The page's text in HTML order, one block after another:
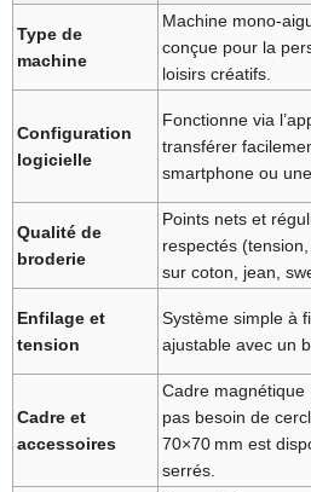
Type de
machine
Machine mono-
conçue pour la
loisirs créatifs.
Configuration
logicielle
Fonctionne via
transférer
smartphone ou
Qualité de
broderie
Points nets et
respectés
sur coton, jean,
Enfilage et
tension
Système simple à
ajustable avec un
Cadre et
accessoires
Cadre
pas besoin de
70×70 mm est
serrés.